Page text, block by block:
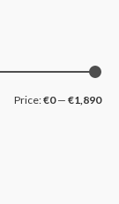
Price:€0— €1,890